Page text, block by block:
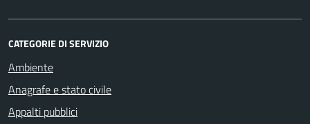
CATEGORIE DI SERVIZIO
Ambiente
Anagrafe e stato civile
Appalti pubblici